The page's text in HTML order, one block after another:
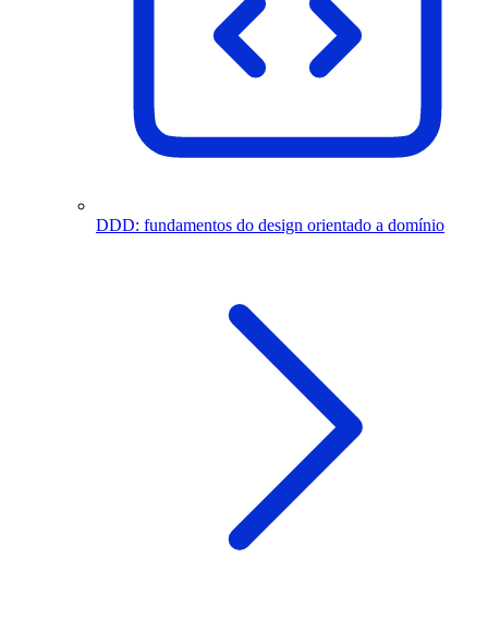
DDD: fundamentos do design orientado a domínio